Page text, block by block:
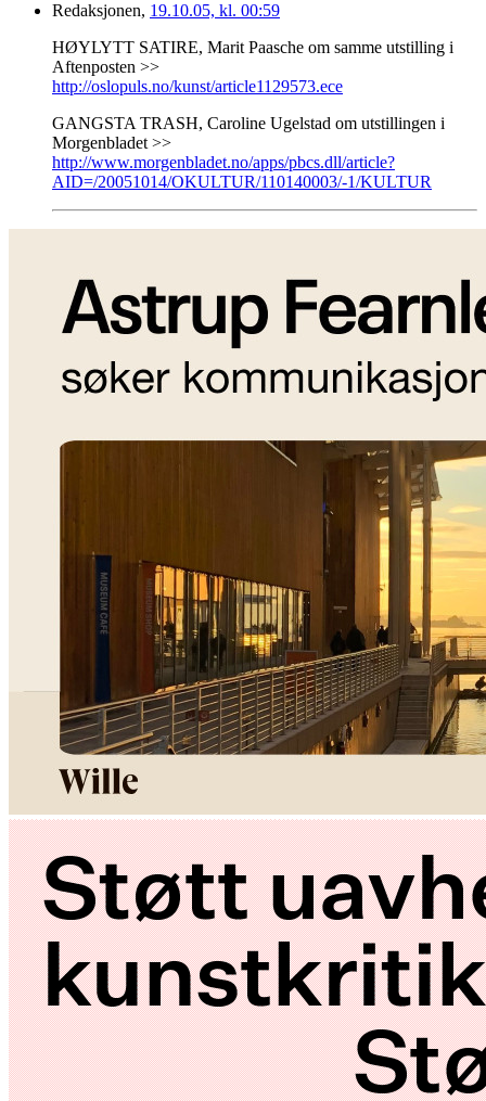
Redaksjonen, 19.10.05, kl. 00:59
HØYLYTT SATIRE, Marit Paasche om samme utstilling i
Aftenposten >>
http://oslopuls.no/kunst/article1129573.ece
GANGSTA TRASH, Caroline Ugelstad om utstillingen i
Morgenbladet >>
http://www.morgenbladet.no/apps/pbcs.dll/article?
AID=/20051014/OKULTUR/110140003/-1/KULTUR